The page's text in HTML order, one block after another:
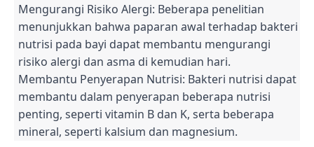
Mengurangi Risiko Alergi: Beberapa penelitian
menunjukkan bahwa paparan awal terhadap bakteri
nutrisi pada bayi dapat membantu mengurangi
risiko alergi dan asma di kemudian hari.
Membantu Penyerapan Nutrisi: Bakteri nutrisi dapat
membantu dalam penyerapan beberapa nutrisi
penting, seperti vitamin B dan K, serta beberapa
mineral, seperti kalsium dan magnesium.